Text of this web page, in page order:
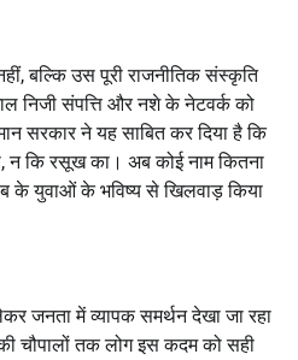
बल्कि उस पूरी राजनीतिक संस्कृति
निजी संपत्ति और नशे के नेटवर्क को
सरकार ने यह साबित कर दिया है कि
न कि रसूख का। अब कोई नाम कितना
के युवाओं के भविष्य से खिलवाड़ किया
जनता में व्यापक समर्थन देखा जा रहा
चौपालों तक लोग इस कदम को सही